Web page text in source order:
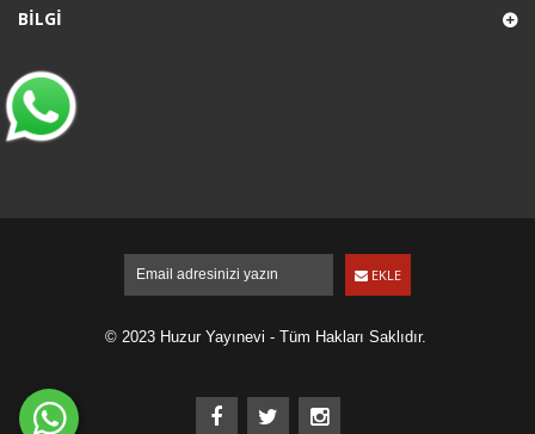
BILGI
EKLE
© 2023 Huzur Yayınevi - Tüm Hakları Saklıdır.